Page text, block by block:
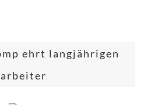
ehrt langjährigen